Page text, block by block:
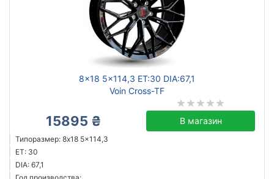
8x18 5x114,3 ET:30 DIA:67,1
Voin Cross-TF
15895 ₴ В магазин
Типоразмер: 8x18 5x114,3
ET: 30
DIA: 67,1
до
до
Steel
ZW
ALST (KFZ)